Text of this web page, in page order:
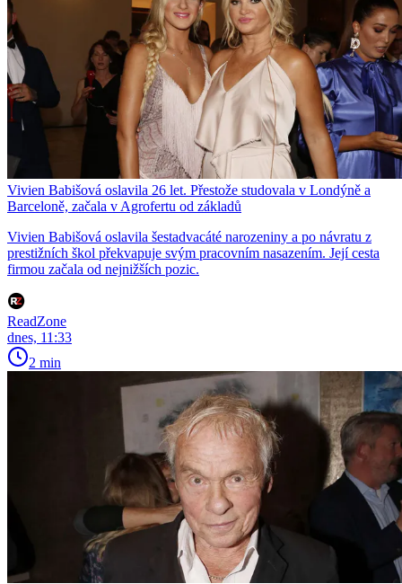
Vivien Babišová oslavila 26 let. Přestože studovala v Londýně a
Barceloně, začala v Agrofertu od základů
Vivien Babišová oslavila šestadvacáté narozeniny a po návratu z
prestižních škol překvapuje svým pracovním nasazením. Její cesta
firmou začala od nejnižších pozic.
ReadZone
dnes, 11:33
2 min